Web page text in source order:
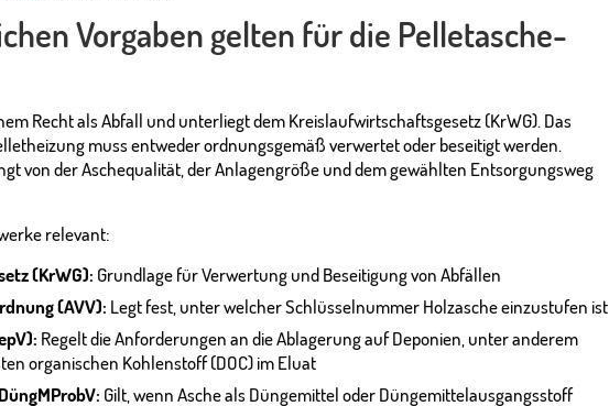
Vorgaben gelten für die Pelletasche-
Recht als Abfall und unterliegt dem Kreislaufwirtschaftsgesetz (KrWG). Das
muss entweder ordnungsgemäß verwertet oder beseitigt werden.
von der Aschequalität, der Anlagengröße und dem gewählten Entsorgungsweg
relevant:
(KrWG): Grundlage für Verwertung und Beseitigung von Abfällen
(AVV): Legt fest, unter welcher Schlüsselnummer Holzasche einzustufen ist
Regelt die Anforderungen an die Ablagerung auf Deponien, unter anderem
organischen Kohlenstoff (DOC) im Eluat
Gilt, wenn Asche als Düngemittel oder Düngemittelausgangsstoff